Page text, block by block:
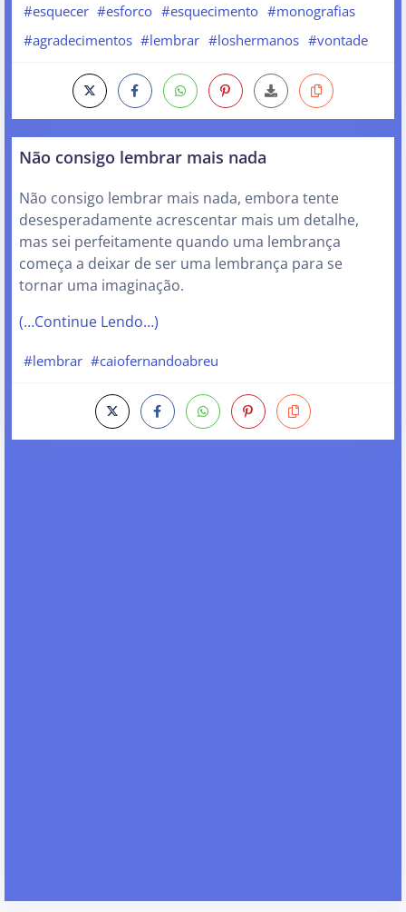
#esquecer #esforco #esquecimento #monografias
#agradecimentos #lembrar #loshermanos #vontade
Não consigo lembrar mais nada
Não consigo lembrar mais nada, embora tente
desesperadamente acrescentar mais um detalhe,
mas sei perfeitamente quando uma lembrança
começa a deixar de ser uma lembrança para se
tornar uma imaginação.
(…Continue Lendo…)
#lembrar #caiofernandoabreu